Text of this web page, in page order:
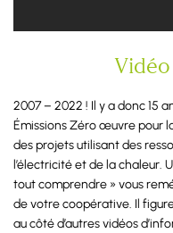
Vidéo
2007 – 2022 ! Il y a donc 15
Émissions Zéro œuvre pour
des projets utilisant des
l’électricité et de la chaleur.
tout comprendre » vous
de votre coopérative. Il
au côté d’autres vidéos